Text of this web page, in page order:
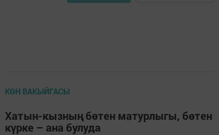
КӨН ВАКЫЙГАСЫ
Хатын-кызның бөтен матурлыгы, бөтен
күрке – ана булуда